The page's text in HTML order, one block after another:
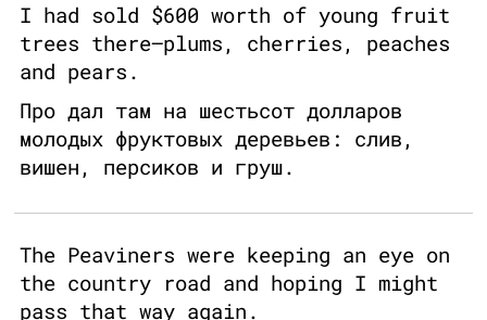
I had sold $600 worth of young fruit
trees there—plums, cherries, peaches
and pears.
Про дал там на шестьсот долларов
молодых фруктовых деревьев: слив,
вишен, персиков и груш.
The Peaviners were keeping an eye on
the country road and hoping I might
pass that way again.